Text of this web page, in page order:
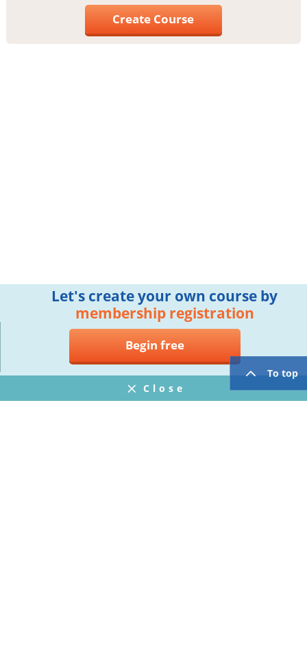
Create Course
To top
Let's create your own course by
membership registration
Begin free
Close